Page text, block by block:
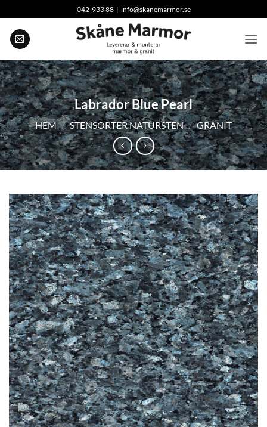
to
content
042-933 88| info@skanemarmor.se
Labrador Blue Pearl
HEM / STENSORTER NATURSTEN / GRANIT